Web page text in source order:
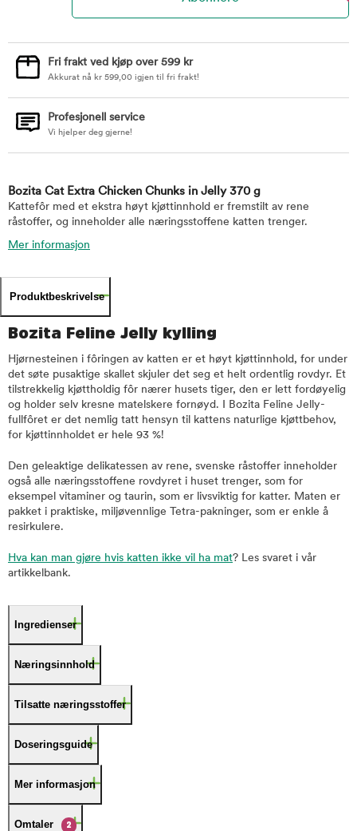
Fri frakt ved kjøp over 599 kr
Akkurat nå kr 599,00 igjen til fri frakt!
Profesjonell service
Vi hjelper deg gjerne!
Bozita Cat Extra Chicken Chunks in Jelly 370 g
Kattefôr med et ekstra høyt kjøttinnhold er fremstilt av rene
råstoffer, og inneholder alle næringsstoffene katten trenger.
Mer informasjon
Produktbeskrivelse
Bozita Feline Jelly kylling
Hjørnesteinen i fôringen av katten er et høyt kjøttinnhold, for under
det søte pusaktige skallet skjuler det seg et helt ordentlig rovdyr. Et
tilstrekkelig kjøttholdig fôr nærer husets tiger, den er lett fordøyelig
og holder selv kresne matelskere fornøyd. I Bozita Feline Jelly-
fullfôret er det nemlig tatt hensyn til kattens naturlige kjøttbehov,
for kjøttinnholdet er hele 93 %!
Den geleaktige delikatessen av rene, svenske råstoffer inneholder
også alle næringsstoffene rovdyret i huset trenger, som for
eksempel vitaminer og taurin, som er livsviktig for katter. Maten er
pakket i praktiske, miljøvennlige Tetra-pakninger, som er enkle å
resirkulere.
Hva kan man gjøre hvis katten ikke vil ha mat? Les svaret i vår
artikkelbank.
Ingredienser
Næringsinnhold
Tilsatte næringsstoffer
Doseringsguide
Mer informasjon
Omtaler 2